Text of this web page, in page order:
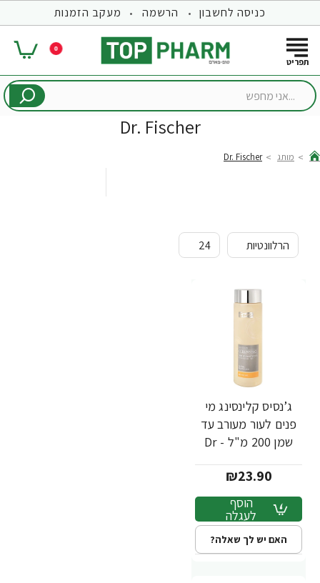
כניסה לחשבון הרשמה מעקב הזמנות
0
...אני
Dr. Fischer
מותג Dr. Fischer
ג’נסיס קלינסינג מי
פנים לעור מעורב עד
שמן 200 מ"ל - Dr
₪23.90
הוסף
לעגלה
האם יש לך שאלה?